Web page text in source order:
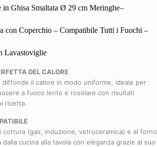
in Ghisa Smaltata Ø 29 cm Meringhe–
con Coperchio – Compatibile Tutti i Fuochi –
Lavastoviglie
DEL CALORE
diffonde il calore in modo uniforme, ideale per
a fuoco lento e rosolare con risultati
ricetta.
cottura (gas, induzione, vetroceramica) e al forno
dalla cucina alla tavola con eleganza grazie al suo